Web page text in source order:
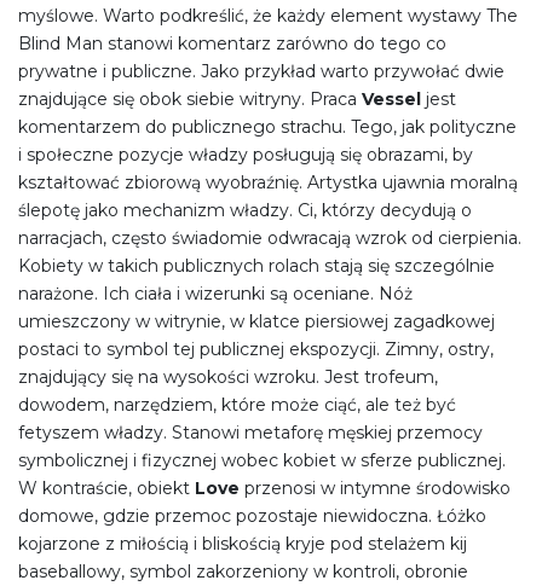
myślowe. Warto podkreślić, że każdy element wystawy The
Blind Man stanowi komentarz zarówno do tego co
prywatne i publiczne. Jako przykład warto przywołać dwie
znajdujące się obok siebie witryny. Praca Vessel jest
komentarzem do publicznego strachu. Tego, jak polityczne
i społeczne pozycje władzy posługują się obrazami, by
kształtować zbiorową wyobraźnię. Artystka ujawnia moralną
ślepotę jako mechanizm władzy. Ci, którzy decydują o
narracjach, często świadomie odwracają wzrok od cierpienia.
Kobiety w takich publicznych rolach stają się szczególnie
narażone. Ich ciała i wizerunki są oceniane. Nóż
umieszczony w witrynie, w klatce piersiowej zagadkowej
postaci to symbol tej publicznej ekspozycji. Zimny, ostry,
znajdujący się na wysokości wzroku. Jest trofeum,
dowodem, narzędziem, które może ciąć, ale też być
fetyszem władzy. Stanowi metaforę męskiej przemocy
symbolicznej i fizycznej wobec kobiet w sferze publicznej.
W kontraście, obiekt Love przenosi w intymne środowisko
domowe, gdzie przemoc pozostaje niewidoczna. Łóżko
kojarzone z miłością i bliskością kryje pod stelażem kij
baseballowy, symbol zakorzeniony w kontroli, obronie